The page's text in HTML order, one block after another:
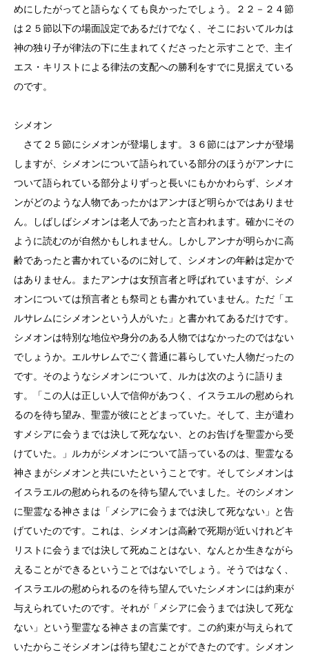
めにしたがってと語らなくても良かったでしょう。２２－２４節
は２５節以下の場面設定であるだけでなく、そこにおいてルカは
神の独り子が律法の下に生まれてくださったと示すことで、主イ
エス・キリストによる律法の支配への勝利をすでに見据えている
のです。
シメオン
さて２５節にシメオンが登場します。３６節にはアンナが登場
しますが、シメオンについて語られている部分のほうがアンナに
ついて語られている部分よりずっと長いにもかかわらず、シメオ
ンがどのような人物であったかはアンナほど明らかではありませ
ん。しばしばシメオンは老人であったと言われます。確かにその
ように読むのが自然かもしれません。しかしアンナが明らかに高
齢であったと書かれているのに対して、シメオンの年齢は定かで
はありません。またアンナは女預言者と呼ばれていますが、シメ
オンについては預言者とも祭司とも書かれていません。ただ「エ
ルサレムにシメオンという人がいた」と書かれてあるだけです。
シメオンは特別な地位や身分のある人物ではなかったのではない
でしょうか。エルサレムでごく普通に暮らしていた人物だったの
です。そのようなシメオンについて、ルカは次のように語りま
す。「この人は正しい人で信仰があつく、イスラエルの慰められ
るのを待ち望み、聖霊が彼にとどまっていた。そして、主が遣わ
すメシアに会うまでは決して死なない、とのお告げを聖霊から受
けていた。」ルカがシメオンについて語っているのは、聖霊なる
神さまがシメオンと共にいたということです。そしてシメオンは
イスラエルの慰められるのを待ち望んでいました。そのシメオン
に聖霊なる神さまは「メシアに会うまでは決して死なない」と告
げていたのです。これは、シメオンは高齢で死期が近いけれどキ
リストに会うまでは決して死ぬことはない、なんとか生きながら
えることができるということではないでしょう。そうではなく、
イスラエルの慰められるのを待ち望んでいたシメオンには約束が
与えられていたのです。それが「メシアに会うまでは決して死な
ない」という聖霊なる神さまの言葉です。この約束が与えられて
いたからこそシメオンは待ち望むことができたのです。シメオン